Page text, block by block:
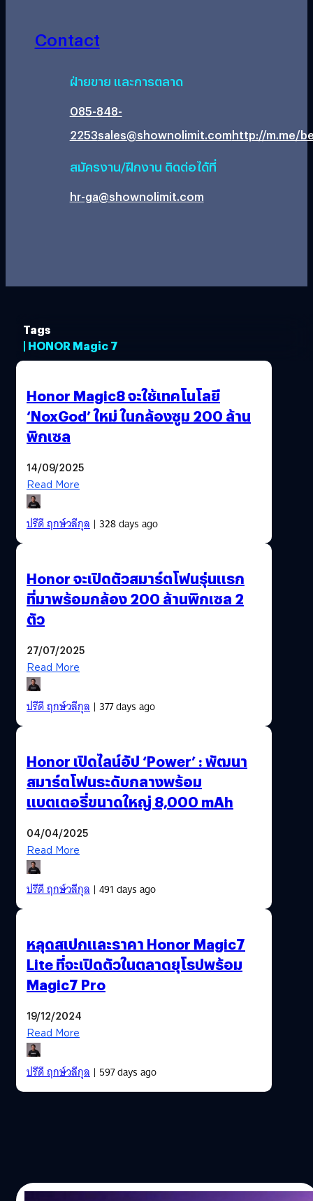
Contact
ฝ่ายขาย และการตลาด
085-848-
2253sales@shownolimit.comhttp://m.me/
สมัครงาน/ฝึกงาน ติดต่อได้ที่
hr-ga@shownolimit.com
Tags
| HONOR Magic 7
Honor Magic8 จะใช้เทคโนโลยี
‘NoxGod’ ใหม่ ในกล้องซูม 200 ล้าน
พิกเซล
14/09/2025
Read More
ปรีดี ฤกษ์วลีกุล| 328 days ago
Honor จะเปิดตัวสมาร์ตโฟนรุ่นแรก
ที่มาพร้อมกล้อง 200 ล้านพิกเซล 2
ตัว
27/07/2025
Read More
ปรีดี ฤกษ์วลีกุล| 377 days ago
Honor เปิดไลน์อัป ‘Power’ : พัฒนา
สมาร์ตโฟนระดับกลางพร้อม
แบตเตอรี่ขนาดใหญ่ 8,000 mAh
04/04/2025
Read More
ปรีดี ฤกษ์วลีกุล| 491 days ago
หลุดสเปกและราคา Honor Magic7
Lite ที่จะเปิดตัวในตลาดยุโรปพร้อม
Magic7 Pro
19/12/2024
Read More
ปรีดี ฤกษ์วลีกุล| 597 days ago